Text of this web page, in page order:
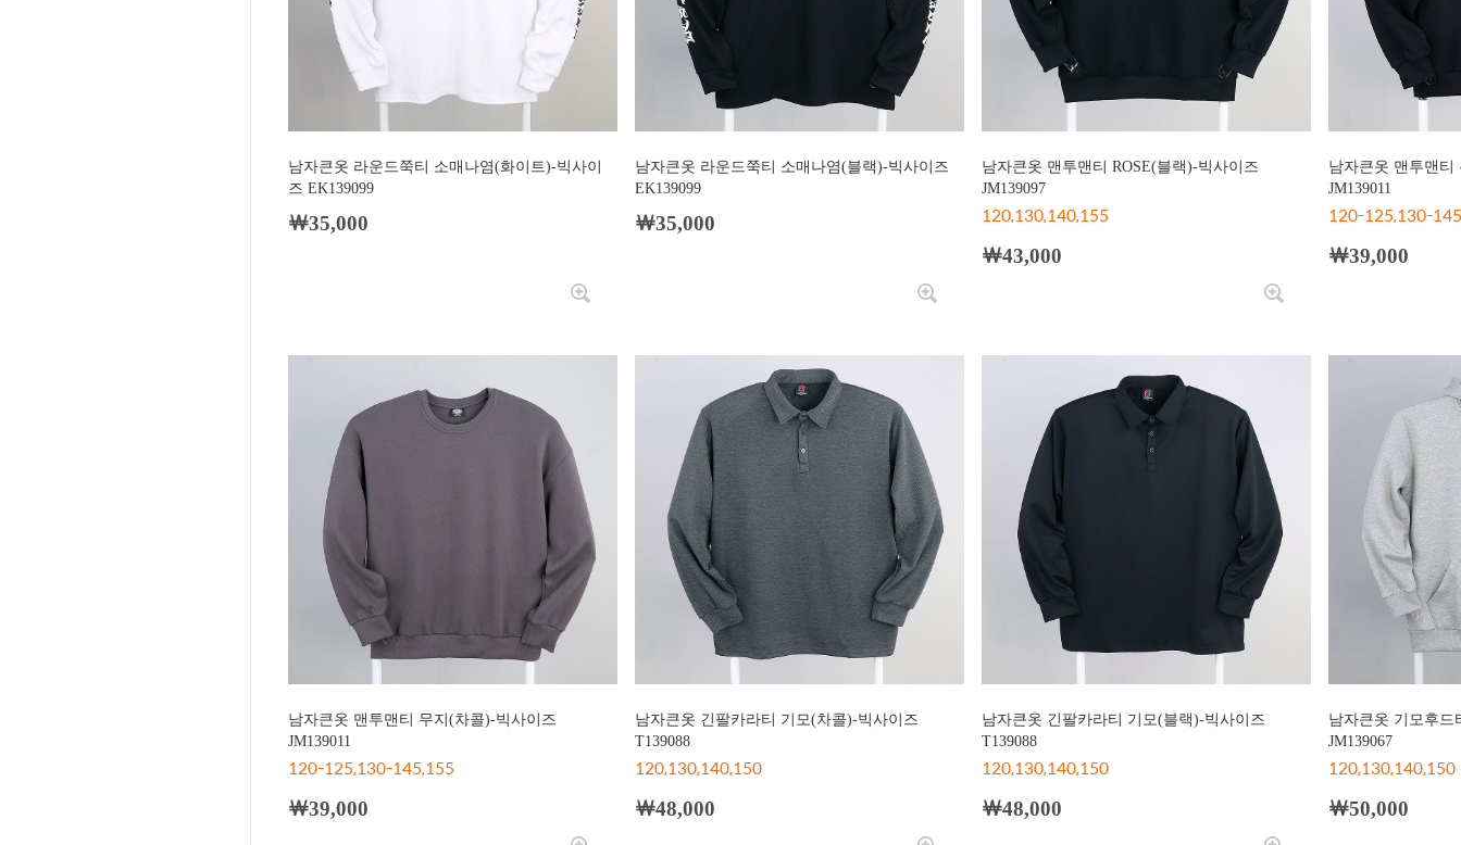
남자큰옷 라운드쭉티 소매나염(화이트)-빅사이
즈 EK139099
￦35,000
남자큰옷 라운드쭉티 소매나염(블랙)-빅사이즈
EK139099
￦35,000
남자큰옷 맨투맨티 ROSE(블랙)-빅사이즈
JM139097
120,130,140,155
￦43,000
남자큰옷 맨투맨티
JM139011
120-125,130-
￦39,000
남자큰옷 맨투맨티 무지(차콜)-빅사이즈
JM139011
120-125,130-145,155
￦39,000
남자큰옷 긴팔카라티 기모(차콜)-빅사이즈
T139088
120,130,140,150
￦48,000
남자큰옷 긴팔카라티 기모(블랙)-빅사이즈
T139088
120,130,140,150
￦48,000
남자큰옷 기모후드
JM139067
120,130,140,150
￦50,000